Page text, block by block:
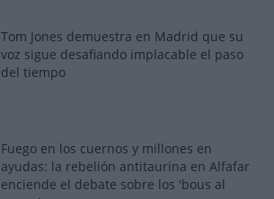
Tom Jones demuestra en Madrid que su
voz sigue desafiando implacable el paso
del tiempo
Fuego en los cuernos y millones en
ayudas: la rebelión antitaurina en Alfafar
enciende el debate sobre los 'bous al